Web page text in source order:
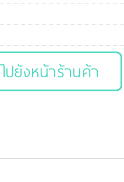
ไปยังหน้าร้านค้า